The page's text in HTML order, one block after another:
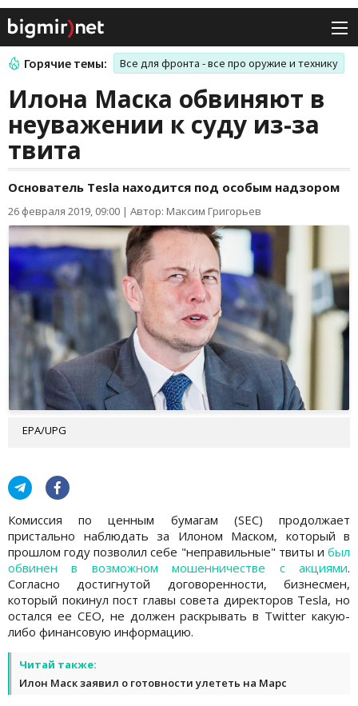
Горячие темы: Все для фронта - все про оружие и технику
Илона Маска обвиняют в
неуважении к суду из-за
твита
Основатель Tesla находится под особым надзором
26 февраля 2019, 09:00 | Автор: Максим Григорьев
EPA/UPG
Комиссия по ценным бумагам (SEC) продолжает
пристально наблюдать за Илоном Маском, который в
прошлом году позволил себе "неправильные" твиты и был
обвинен в возможном мошенничестве с акциями.
Согласно достигнутой договоренности, бизнесмен,
который покинул пост главы совета директоров Tesla, но
остался ее CEO, не должен раскрывать в Twitter какую-
либо финансовую информацию.
Читай также:
Илон Маск заявил о готовности улететь на Марс